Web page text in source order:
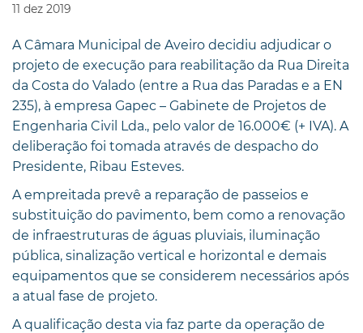
11 dez 2019
A Câmara Municipal de Aveiro decidiu adjudicar o
projeto de execução para reabilitação da Rua Direita
da Costa do Valado (entre a Rua das Paradas e a EN
235), à empresa Gapec – Gabinete de Projetos de
Engenharia Civil Lda., pelo valor de 16.000€ (+ IVA). A
deliberação foi tomada através de despacho do
Presidente, Ribau Esteves.
A empreitada prevê a reparação de passeios e
substituição do pavimento, bem como a renovação
de infraestruturas de águas pluviais, iluminação
pública, sinalização vertical e horizontal e demais
equipamentos que se considerem necessários após
a atual fase de projeto.
A qualificação desta via faz parte da operação de